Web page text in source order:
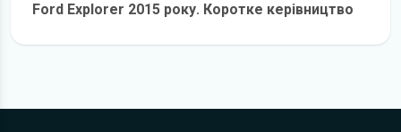
Ford Explorer 2015 року. Коротке керівництво